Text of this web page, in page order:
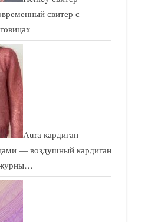
свитер с
Aura кардиган
— воздушный кардиган